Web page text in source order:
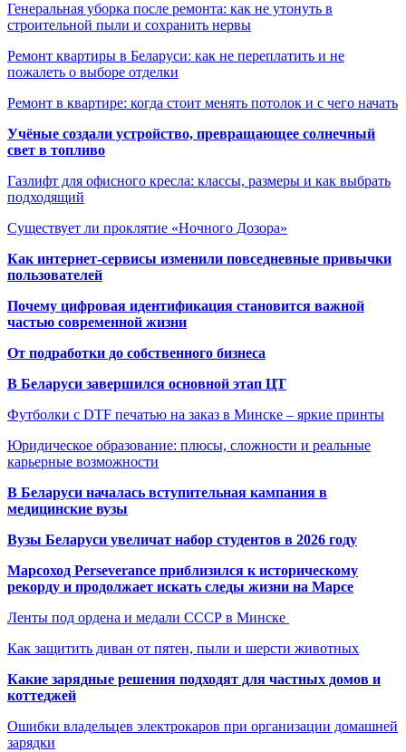
Генеральная уборка после ремонта: как не утонуть в
строительной пыли и сохранить нервы
Ремонт квартиры в Беларуси: как не переплатить и не
пожалеть о выборе отделки
Ремонт в квартире: когда стоит менять потолок и с чего начать
Учёные создали устройство, превращающее солнечный
свет в топливо
Газлифт для офисного кресла: классы, размеры и как выбрать
подходящий
Существует ли проклятие «Ночного Дозора»
Как интернет-сервисы изменили повседневные привычки
пользователей
Почему цифровая идентификация становится важной
частью современной жизни
От подработки до собственного бизнеса
В Беларуси завершился основной этап ЦТ
Футболки с DTF печатью на заказ в Минске – яркие принты
Юридическое образование: плюсы, сложности и реальные
карьерные возможности
В Беларуси началась вступительная кампания в
медицинские вузы
Вузы Беларуси увеличат набор студентов в 2026 году
Марсоход Perseverance приблизился к историческому
рекорду и продолжает искать следы жизни на Марсе
Ленты под ордена и медали СССР в Минске
Как защитить диван от пятен, пыли и шерсти животных
Какие зарядные решения подходят для частных домов и
коттеджей
Ошибки владельцев электрокаров при организации домашней
зарядки